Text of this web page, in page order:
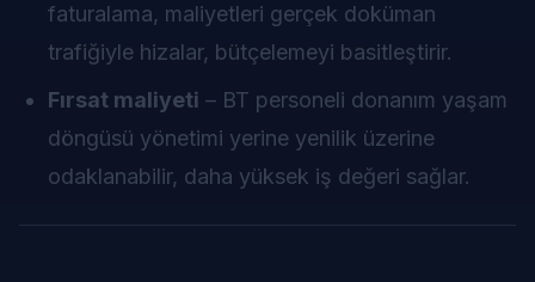
faturalama, maliyetleri gerçek doküman
trafiğiyle hizalar, bütçelemeyi basitleştirir.
Fırsat maliyeti – BT personeli donanım yaşam
döngüsü yönetimi yerine yenilik üzerine
odaklanabilir, daha yüksek iş değeri sağlar.